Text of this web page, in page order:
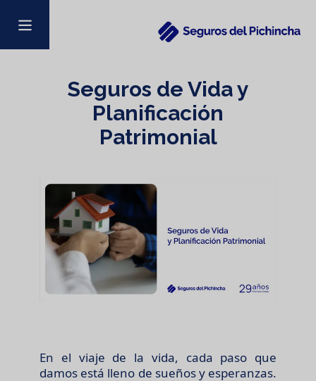
Seguros de Vida y
Planificación
Patrimonial
En el viaje de la vida, cada paso que
damos está lleno de sueños y esperanzas.